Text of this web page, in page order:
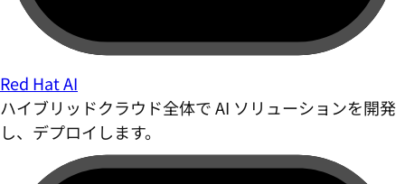
Red Hat AI
ハイブリッドクラウド全体で AI ソリューションを開発
し、デプロイします。